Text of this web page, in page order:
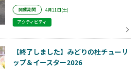
開催期間
4月11日(土)
アクティビティ
【終了しました】みどりの杜チューリ
ップ＆イースター2026